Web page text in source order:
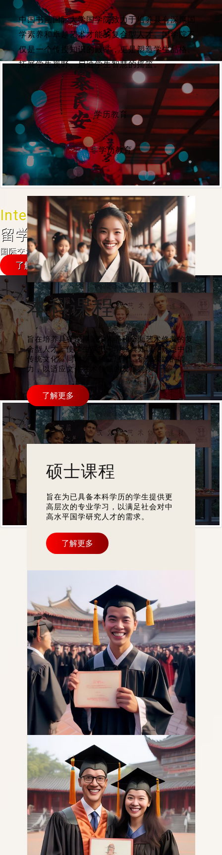
International Programs
留学、研学、游学
国际交流项目
了解详情
中国书画国际大学国学院致力于培养具有深厚国
学素养和卓越艺术才能的复合型人才。国学院不
仅是一个传授知识的殿堂，更是塑造学生品格、
拓展学生视野、启迪学生智慧的摇篮。
学历教育
非学历教育
本科课程
旨在培养具备深厚国学素养和全面艺术修养的复
合型人才，使学生掌握国学经典知识，熟悉中国
传统文化，同时培养独立思考、创新实践的能
力，以适应文化艺术领域的发展需求。
了解更多
硕士课程
旨在为已具备本科学历的学生提供更
高层次的专业学习，以满足社会对中
高水平国学研究人才的需求。
了解更多